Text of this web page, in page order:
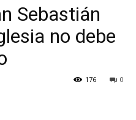
Sebastián
no debe
0
176